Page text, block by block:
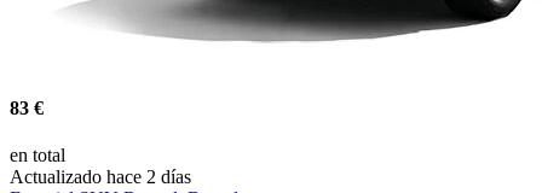
83 €
en total
Actualizado hace 2 días